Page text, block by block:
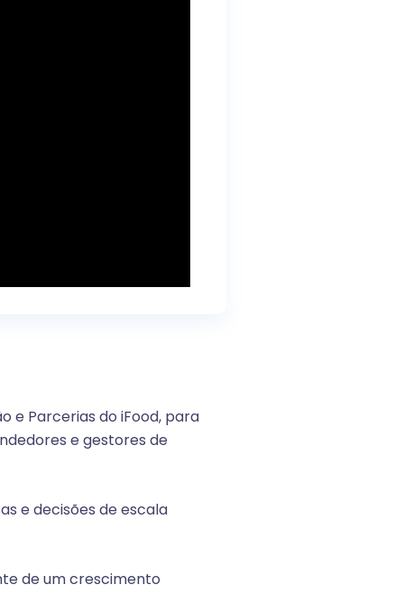
e Parcerias do iFood, para
e gestores de
e decisões de escala
de um crescimento